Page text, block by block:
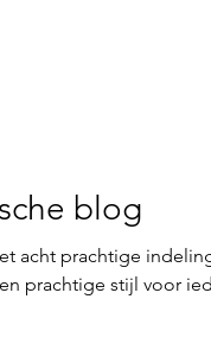
blog
acht prachtige
prachtige stijl voor